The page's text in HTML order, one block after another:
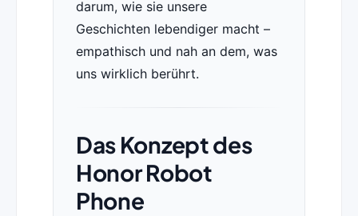
darum, wie sie unsere
Geschichten lebendiger macht –
empathisch und nah an dem, was
uns wirklich berührt.
Das Konzept des
Honor Robot
Phone